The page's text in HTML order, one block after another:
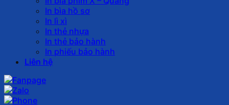
In bìa hồ sơ
In lì xì
In thẻ nhựa
In thẻ bảo hành
In phiếu bảo hành
Liên hệ